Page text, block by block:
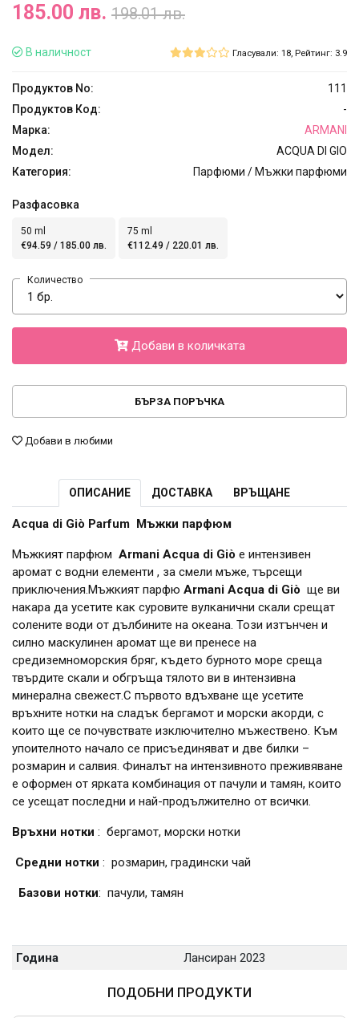
185.00 лв. 198.01 лв.
В наличност Гласували: 18, Рейтинг: 3.9
Продуктов No:
111
Продуктов Код:
-
Марка:
ARMANI
Модел:
ACQUA DI GIO
Категория:
Парфюми / Мъжки парфюми
Разфасовка
50 ml
€94.59 / 185.00 лв.
75 ml
€112.49 / 220.01 лв.
Количество
Добави в количката
БЪРЗА ПОРЪЧКА
Добави в любими
ПОДОБНИ ПРОДУКТИ
ОПИСАНИЕ ДОСТАВКА ВРЪЩАНЕ
Acqua di Giò Parfum Мъжки парфюм
Мъжкият парфюм Armani Acqua di Giò е интензивен
аромат с водни елементи , за смели мъже, търсещи
приключения.Мъжкият парфю Armani Acqua di Giò ще ви
накара да усетите как суровите вулканични скали срещат
солените води от дълбините на океана. Този изтънчен и
силно маскулинен аромат ще ви пренесе на
средиземноморския бряг, където бурното море среща
твърдите скали и обгръща тялото ви в интензивна
минерална свежест.С първото вдъхване ще усетите
връхните нотки на сладък бергамот и морски акорди, с
които ще се почувствате изключително мъжествено. Към
упоителното начало се присъединяват и две билки –
розмарин и салвия. Финалът на интензивното преживяване
е оформен от ярката комбинация от пачули и тамян, които
се усещат последни и най-продължително от всички.
Връхни нотки : бергамот, морски нотки
Средни нотки : розмарин, градински чай
Базови нотки: пачули, тамян
Година Лансиран 2023